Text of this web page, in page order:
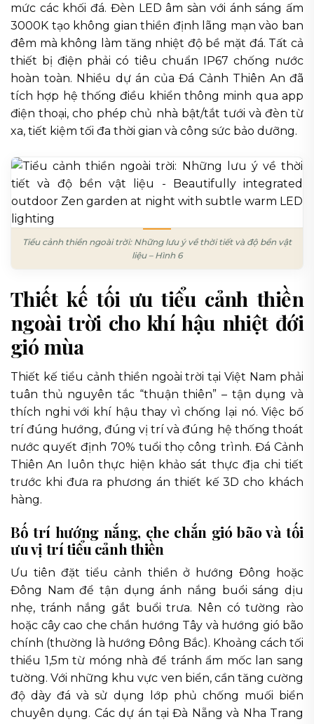
mức các khối đá. Đèn LED âm sàn với ánh sáng ấm
3000K tạo không gian thiền định lãng mạn vào ban
đêm mà không làm tăng nhiệt độ bề mặt đá. Tất cả
thiết bị điện phải có tiêu chuẩn IP67 chống nước
hoàn toàn. Nhiều dự án của Đá Cảnh Thiên An đã
tích hợp hệ thống điều khiển thông minh qua app
điện thoại, cho phép chủ nhà bật/tắt tưới và đèn từ
xa, tiết kiệm tối đa thời gian và công sức bảo dưỡng.
Tiểu cảnh thiền ngoài trời: Những lưu ý về thời tiết và độ bền vật
liệu – Hình 6
Thiết kế tối ưu tiểu cảnh thiền
ngoài trời cho khí hậu nhiệt đới
gió mùa
Thiết kế tiểu cảnh thiền ngoài trời tại Việt Nam phải
tuân thủ nguyên tắc “thuận thiên” – tận dụng và
thích nghi với khí hậu thay vì chống lại nó. Việc bố
trí đúng hướng, đúng vị trí và đúng hệ thống thoát
nước quyết định 70% tuổi thọ công trình. Đá Cảnh
Thiên An luôn thực hiện khảo sát thực địa chi tiết
trước khi đưa ra phương án thiết kế 3D cho khách
hàng.
Bố trí hướng nắng, che chắn gió bão và tối
ưu vị trí tiểu cảnh thiền
Ưu tiên đặt tiểu cảnh thiền ở hướng Đông hoặc
Đông Nam để tận dụng ánh nắng buổi sáng dịu
nhẹ, tránh nắng gắt buổi trưa. Nên có tường rào
hoặc cây cao che chắn hướng Tây và hướng gió bão
chính (thường là hướng Đông Bắc). Khoảng cách tối
thiểu 1,5m từ móng nhà để tránh ẩm mốc lan sang
tường. Với những khu vực ven biển, cần tăng cường
độ dày đá và sử dụng lớp phủ chống muối biển
chuyên dụng. Các dự án tại Đà Nẵng và Nha Trang